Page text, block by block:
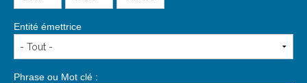
Entité émettrice
Phrase ou Mot clé :